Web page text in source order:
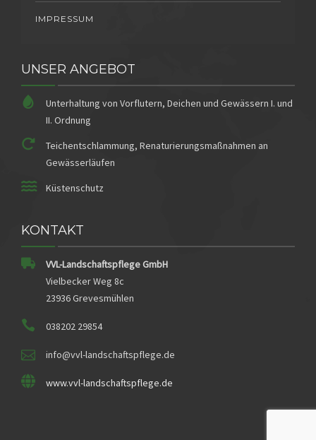
IMPRESSUM
UNSER ANGEBOT
Unterhaltung von Vorflutern, Deichen und Gewässern I. und
II. Ordnung
Teichentschlammung, Renaturierungsmaßnahmen an
Gewässerläufen
Küstenschutz
KONTAKT
VVL-Landschaftspflege GmbH
Vielbecker Weg 8c
23936 Grevesmühlen
038202 29854
info@vvl-landschaftspflege.de
www.vvl-landschaftspflege.de